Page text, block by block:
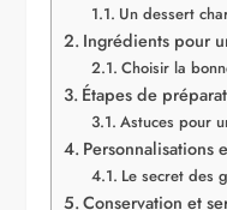
Un dessert
Ingrédients pour
Choisir la
Étapes de
Astuces pour
Personnalisations
Le secret des
Conservation et